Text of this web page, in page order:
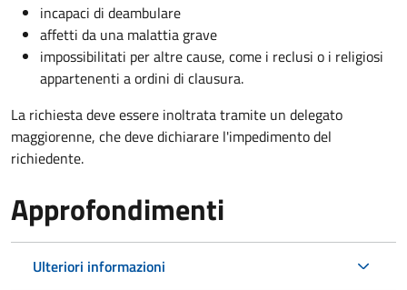
incapaci di deambulare
affetti da una malattia grave
impossibilitati per altre cause, come i reclusi o i religiosi
appartenenti a ordini di clausura.
La richiesta deve essere inoltrata tramite un delegato
maggiorenne, che deve dichiarare l'impedimento del
richiedente.
Approfondimenti
Ulteriori informazioni